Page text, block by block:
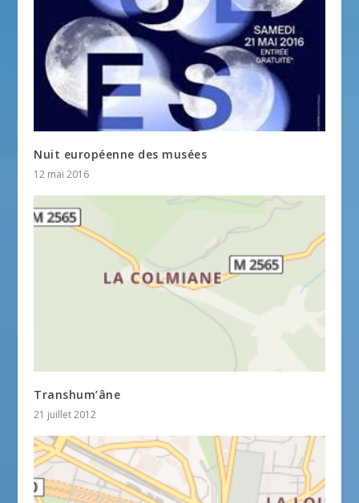
Nuit européenne des musées
12 mai 2016
Transhum’âne
21 juillet 2012